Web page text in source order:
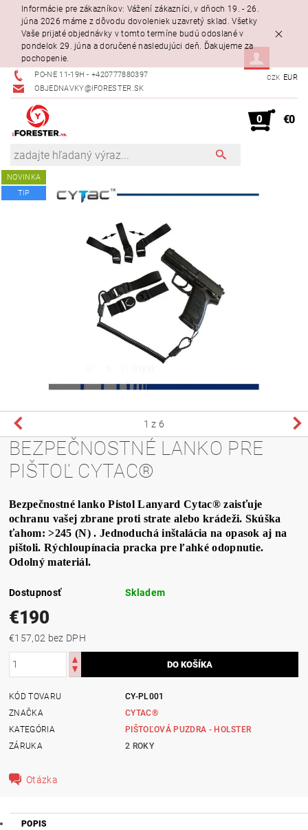
Informácie pre zákazníkov: Vážení zákazníci, v dňoch 19. - 26.
júna 2026 máme z dôvodu dovoleniek uzavretý sklad. Všetky
Vaše prijaté objednávky v tomto termíne budú odoslané v
pondelok 29. júna a doručené nasledujúci deň. Ďakujeme za
pochopenie.
PO-NE 11-19H - +420777880397
OBJEDNAVKY@IFORESTER.SK
CZK EUR
0 €0
NOVINKA
TIP
1 z 6
BEZPEČNOSTNÉ LANKO PRE
PIŠTOĽ CYTAC®
Bezpečnostné lanko Pistol Lanyard Cytac® zaisťuje
ochranu vašej zbrane proti strate alebo krádeži. Skúška
ťahom: >245 (N) . Jednoduchá inštalácia na opasok aj na
pištoli. Rýchloupínacia pracka pre ľahké odopnutie.
Odolný materiál.
Dostupnosť Skladem
€190
€157,02 bez DPH
KÓD TOVARU
CY-PL001
ZNAČKA
CYTAC®
KATEGÓRIA
PIŠTOĽOVÁ PUZDRA - HOLSTER
ZÁRUKA
2 ROKY
Otázka
POPIS